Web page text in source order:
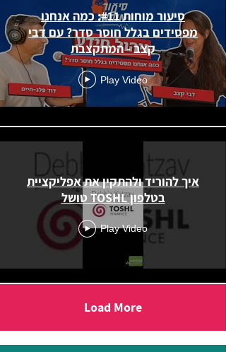
סיעור מוחות #11: כמה אנחנו
מפסידים בגלל חוסר סדר? עם דבי
קצב - המתקצבת
Play Video
איך להוריד ולהתקין את אפליקציית
טושל TOSHL בטלפון
Play Video
Load More